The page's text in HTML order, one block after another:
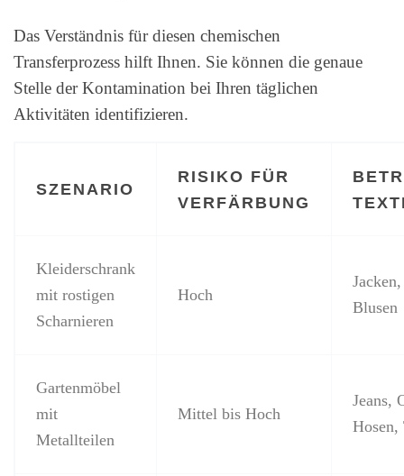
Das Verständnis für diesen chemischen
Transferprozess hilft Ihnen. Sie können die genaue
Stelle der Kontamination bei Ihren täglichen
Aktivitäten identifizieren.
SZENARIO
RISIKO FÜR
VERFÄRBUNG
Kleiderschrank
mit rostigen
Scharnieren
Hoch
Blusen
Gartenmöbel
mit
Metallteilen
Mittel bis Hoch
Jeans,
Hosen,